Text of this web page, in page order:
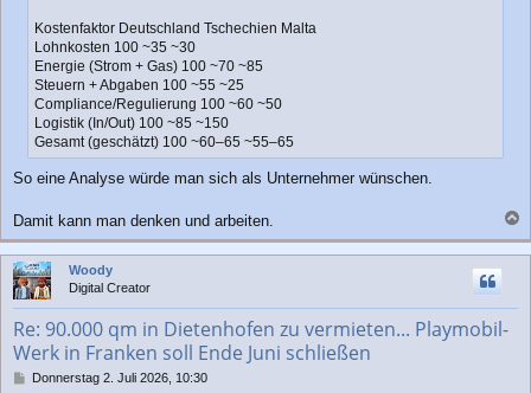
Kostenfaktor Deutschland Tschechien Malta
Lohnkosten 100 ~35 ~30
Energie (Strom + Gas) 100 ~70 ~85
Steuern + Abgaben 100 ~55 ~25
Compliance/Regulierung 100 ~60 ~50
Logistik (In/Out) 100 ~85 ~150
Gesamt (geschätzt) 100 ~60–65 ~55–65
So eine Analyse würde man sich als Unternehmer wünschen.
Damit kann man denken und arbeiten.
a
c
Woody
Digital Creator
Re: 90.000 qm in Dietenhofen zu vermieten... Playmobil-
Werk in Franken soll Ende Juni schließen
BDonnerstag 2. Juli 2026, 10:30